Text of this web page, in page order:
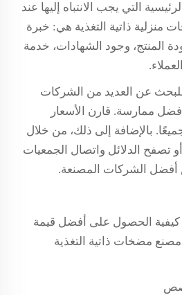
التي يجب الانتباه إليها عند
منزلية ذاتية التغذية هي: خبرة
المنتج، وجود الشهادات، خدمة
عن العديد من الشركات
أفضل ممارسة. قارن الأسعار
بالإضافة إلى ذلك، من خلال
تصفح الدلائل واتصال الجمعيات
أفضل الشركات المصنعة.
الحصول على أفضل قيمة
مضخات ذاتية التغذية